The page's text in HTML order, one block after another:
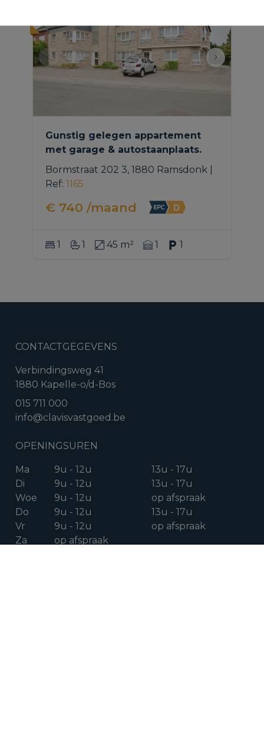
Gunstig gelegen appartement
met garage & autostaanplaats.
Bormstraat 202 3, 1880 Ramsdonk
Ref: 1165
€ 740 /maand
1 1 45 m² 1 1
CONTACTGEGEVENS
Verbindingsweg 41
1880 Kapelle-o/d-Bos
015 711 000
info@clavisvastgoed.be
OPENINGSUREN
Ma 9u - 12u
13u - 17u
Di
9u - 12u
13u - 17u
Woe
9u - 12u
op afspraak
Do
9u - 12u
13u - 17u
Vr
9u - 12u
op afspraak
Za
op afspraak